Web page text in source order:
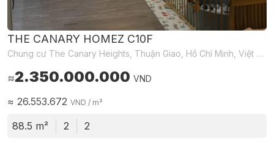
THE CANARY HOMEZ C10F
Chung cư The Canary Heights, Thuận Giao, Hồ Chí Minh, Việt Nam
≈2.350.000.000 VND
≈ 26.553.672 VND / m²
88.5 m² 2 2